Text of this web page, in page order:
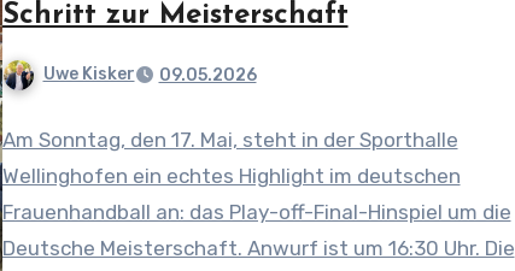
Schritt zur Meisterschaft
Uwe Kisker 09.05.2026
Am Sonntag, den 17. Mai, steht in der Sporthalle
Wellinghofen ein echtes Highlight im deutschen
Frauenhandball an: das Play-off-Final-Hinspiel um die
Deutsche Meisterschaft. Anwurf ist um 16:30 Uhr. Die